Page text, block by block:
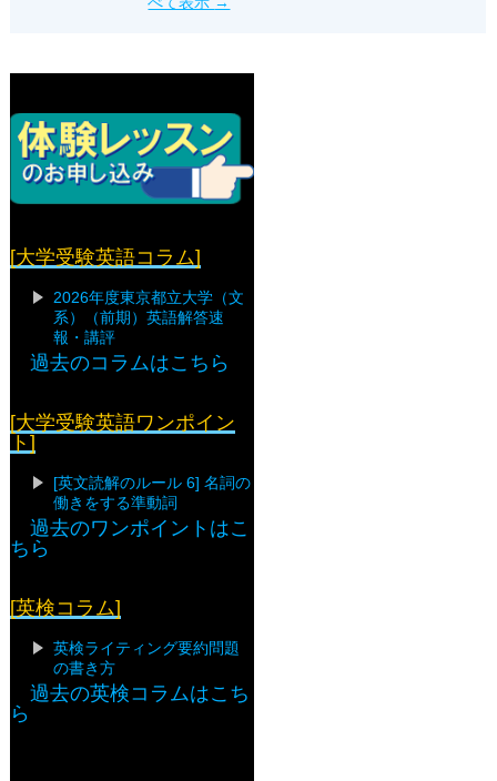
[大学受験英語コラム]
2026年度東京都立大学（文
系）（前期）英語解答速
報・講評
過去のコラムはこちら
[大学受験英語ワンポイン
ト]
[英文読解のルール 6] 名詞の
働きをする準動詞
過去のワンポイントはこ
ちら
[英検コラム]
英検ライティング要約問題
の書き方
過去の英検コラムはこち
ら